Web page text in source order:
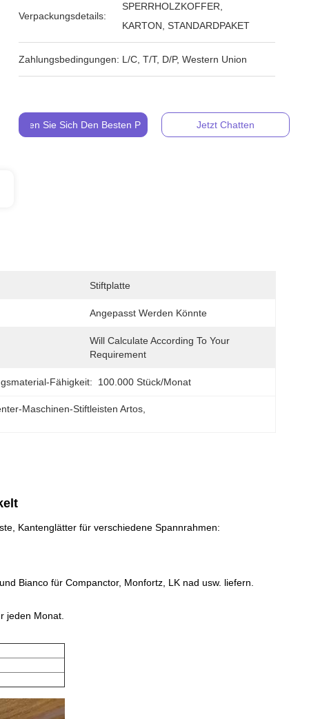
Verpackungsdetails:
SPERRHOLZKOFFER,
KARTON, STANDARDPAKET
Zahlungsbedingungen: L/C, T/T, D/P, Western Union
Holen Sie Sich Den Besten Preis Jetzt Chatten
Stiftplatte
Angepasst Werden Könnte
Will Calculate According To Your
Requirement
Fähigkeit: 100.000 Stück/Monat
Maschinen-Stiftleisten Artos
Kantenglätter für verschiedene Spannrahmen:
Bianco für Companctor, Monfortz, LK nad usw. liefern.
jeden Monat.